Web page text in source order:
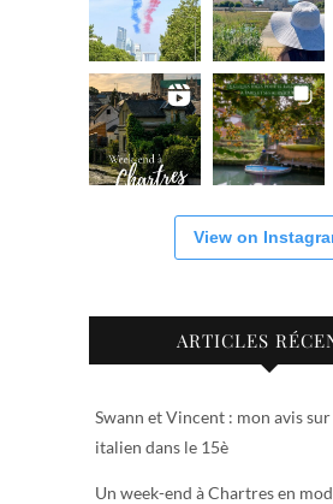
View on
ARTICLES
Swann et Vincent : mon avis
italien dans le 15è
Un week-end à Chartres en